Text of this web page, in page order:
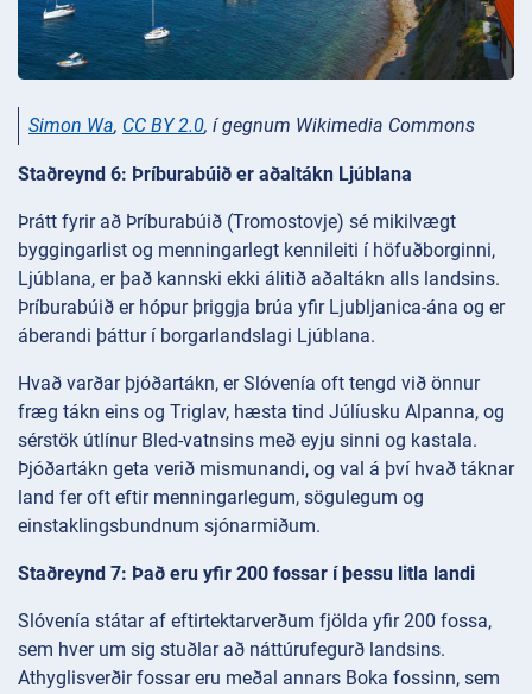
Simon Wa, CC BY 2.0, í gegnum Wikimedia Commons
Staðreynd 6: Þríburabúið er aðaltákn Ljúblana
Þrátt fyrir að Þríburabúið (Tromostovje) sé mikilvægt
byggingarlist og menningarlegt kennileiti í höfuðborginni,
Ljúblana, er það kannski ekki álitið aðaltákn alls landsins.
Þríburabúið er hópur þriggja brúa yfir Ljubljanica-ána og er
áberandi þáttur í borgarlandslagi Ljúblana.
Hvað varðar þjóðartákn, er Slóvenía oft tengd við önnur
fræg tákn eins og Triglav, hæsta tind Júlíusku Alpanna, og
sérstök útlínur Bled-vatnsins með eyju sinni og kastala.
Þjóðartákn geta verið mismunandi, og val á því hvað táknar
land fer oft eftir menningarlegum, sögulegum og
einstaklingsbundnum sjónarmiðum.
Staðreynd 7: Það eru yfir 200 fossar í þessu litla landi
Slóvenía státar af eftirtektarverðum fjölda yfir 200 fossa,
sem hver um sig stuðlar að náttúrufegurð landsins.
Athyglisverðir fossar eru meðal annars Boka fossinn, sem